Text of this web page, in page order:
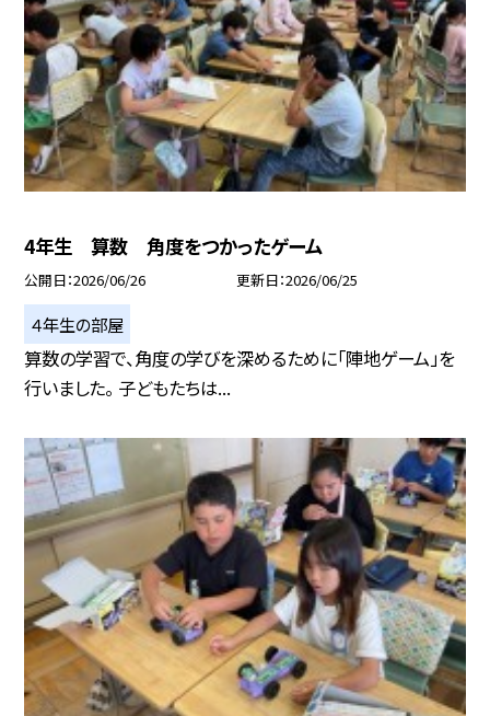
4年生 算数 角度をつかったゲーム
公開日 2026/06/26 更新日 2026/06/25
４年生の部屋
算数の学習で、角度の学びを深めるために「陣地ゲーム」を
行いました。 子どもたちは...